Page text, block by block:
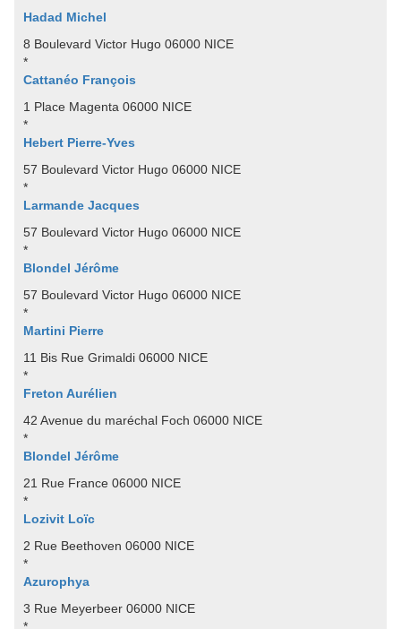
Hadad Michel
8 Boulevard Victor Hugo 06000 NICE
*
Cattanéo François
1 Place Magenta 06000 NICE
*
Hebert Pierre-Yves
57 Boulevard Victor Hugo 06000 NICE
*
Larmande Jacques
57 Boulevard Victor Hugo 06000 NICE
*
Blondel Jérôme
57 Boulevard Victor Hugo 06000 NICE
*
Martini Pierre
11 Bis Rue Grimaldi 06000 NICE
*
Freton Aurélien
42 Avenue du maréchal Foch 06000 NICE
*
Blondel Jérôme
21 Rue France 06000 NICE
*
Lozivit Loïc
2 Rue Beethoven 06000 NICE
*
Azurophya
3 Rue Meyerbeer 06000 NICE